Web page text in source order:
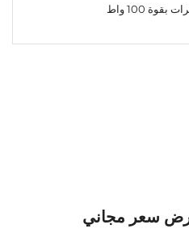
100 واط
سعر مجاني